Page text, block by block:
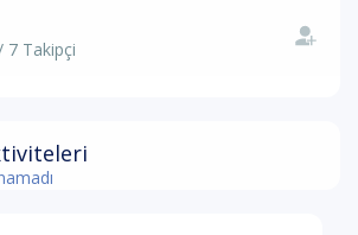
7 Takipçi